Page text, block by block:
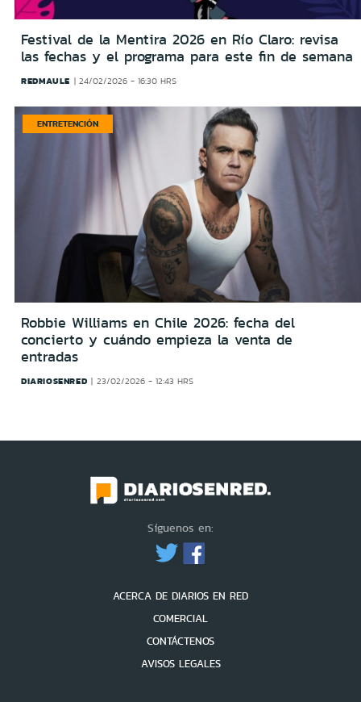
Festival de la Mentira 2026 en Río Claro: revisa
las fechas y el programa para este fin de semana
REDMAULE 24/02/2026 - 16:30 HRS
ENTRETENCIÓN
Robbie Williams en Chile 2026: fecha del
concierto y cuándo empieza la venta de
entradas
DIARIOSENRED 23/02/2026 - 12:43 HRS
Síguenos en:
ACERCA DE DIARIOS EN RED
COMERCIAL
CONTÁCTENOS
AVISOS LEGALES